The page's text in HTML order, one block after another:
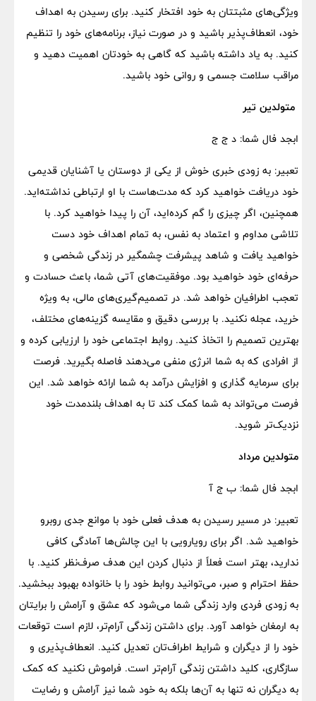
ویژگی‌های مثبتتان به خود افتخار کنید. برای رسیدن به اهداف
خود، انعطاف‌پذیر باشید و در صورت نیاز، برنامه‌های خود را تنظیم
کنید. به یاد داشته باشید که گاهی به خودتان اهمیت دهید و
مراقب سلامت جسمی و روانی خود باشید.
متولدین تیر
ابجد فال شما: د ج ج
تعبیر: به زودی خبری خوش از یکی از دوستان یا آشنایان قدیمی
خود دریافت خواهید کرد که مدت‌هاست با او ارتباطی نداشته‌اید.
همچنین، اگر چیزی را گم کرده‌اید، آن را پیدا خواهید کرد. با
تلاشی مداوم و اعتماد به نفس، به تمام اهداف خود دست
خواهید یافت و شاهد پیشرفت چشمگیر در زندگی شخصی و
حرفه‌ای خود خواهید بود. موفقیت‌های آتی شما، باعث حسادت و
تعجب اطرافیان خواهد شد. در تصمیم‌گیری‌های مالی، به ویژه
خرید، عجله نکنید. با بررسی دقیق و مقایسه گزینه‌های مختلف،
بهترین تصمیم را اتخاذ کنید. روابط اجتماعی خود را ارزیابی کرده و
از افرادی که به شما انرژی منفی می‌دهند فاصله بگیرید. فرصت
برای سرمایه گذاری و افزایش درآمد به شما ارائه خواهد شد. این
فرصت می‌تواند به شما کمک کند تا به اهداف بلندمدت خود
نزدیک‌تر شوید.
متولدین مرداد
ابجد فال شما: ب ج آ
تعبیر: در مسیر رسیدن به هدف فعلی خود با موانع جدی روبرو
خواهید شد. اگر برای رویارویی با این چالش‌ها آمادگی کافی
ندارید، بهتر است فعلاً از دنبال کردن این هدف صرف‌نظر کنید. با
حفظ احترام و صبر، می‌توانید روابط خود را با خانواده بهبود ببخشید.
به زودی فردی وارد زندگی شما می‌شود که عشق و آرامش را برایتان
به ارمغان خواهد آورد. برای داشتن زندگی آرام‌تر، لازم است توقعات
خود را از دیگران و شرایط اطراف‌تان تعدیل کنید. انعطاف‌پذیری و
سازگاری، کلید داشتن زندگی آرام‌تر است. فراموش نکنید که کمک
به دیگران نه تنها به آن‌ها بلکه به خود شما نیز آرامش و رضایت